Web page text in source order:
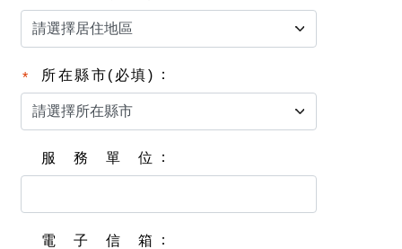
所在縣市(必填)
服務單位
電子信箱